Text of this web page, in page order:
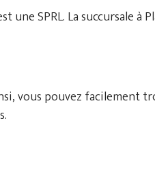
SPRL. La succursale à
vous pouvez facilement